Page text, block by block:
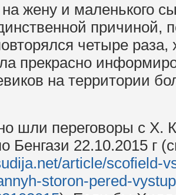
жену и маленького
причиной,
четыре раза,
прекрасно
на территории
шли переговоры с Х.
Бенгази 22.10.2015 г
article/scofield-
storon-pered-